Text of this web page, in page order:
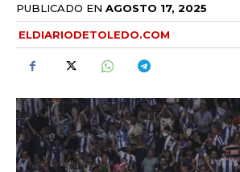
PUBLICADO EN AGOSTO 17, 2025
ELDIARIODETOLEDO.COM